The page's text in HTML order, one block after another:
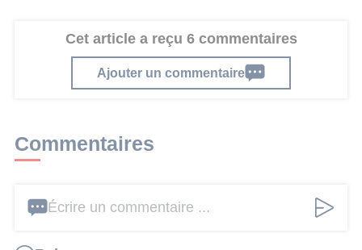
Cet article a reçu 6 commentaires
Ajouter un commentaire
Commentaires
Écrire un commentaire ...